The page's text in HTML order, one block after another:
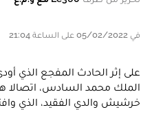
في 05/02/2022 على الساعة 21:04
على إثر الحادث المفجع الذي
الملك محمد السادس، اتصالا
خرشيش والدي الفقيد، الذي